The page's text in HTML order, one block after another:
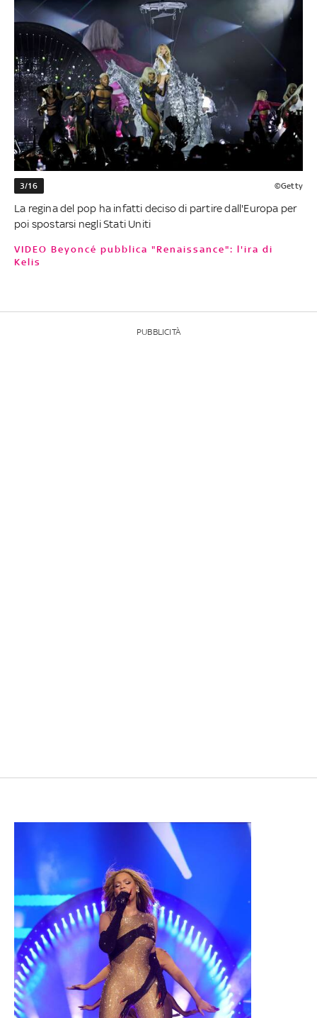
3/16 ©Getty
La regina del pop ha infatti deciso di partire dall'Europa per
poi spostarsi negli Stati Uniti
VIDEO Beyoncé pubblica "Renaissance": l'ira di
Kelis
PUBBLICITÀ